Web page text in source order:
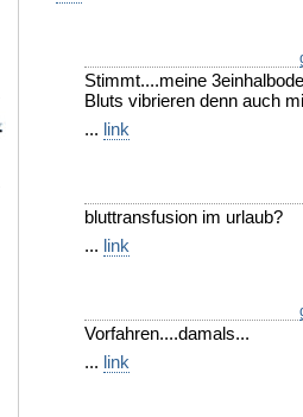
Stimmt....meine
Bluts vibrieren denn auch
... link
bluttransfusion im urlaub?
... link
Vorfahren....damals...
... link